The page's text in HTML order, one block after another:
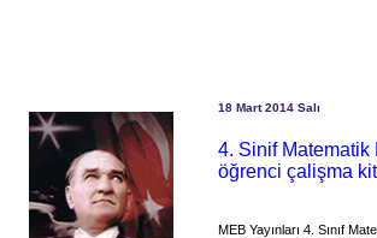
18 Mart 2014 Salı
4. Sinif Matematik
öğrenci çalişma
MEB Yayınları 4. Sınıf